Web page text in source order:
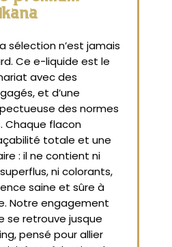
sélection n’est jamais
Ce e-liquide est le
avec des
et d’une
des normes
Chaque flacon
totale et une
: il ne contient ni
ni colorants,
saine et sûre à
Notre engagement
se retrouve jusque
pensé pour allier